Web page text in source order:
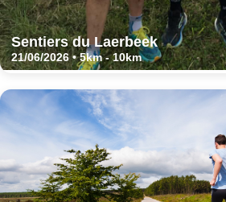
Sentiers du Laerbeek
21/06/2026 • 5km - 10km